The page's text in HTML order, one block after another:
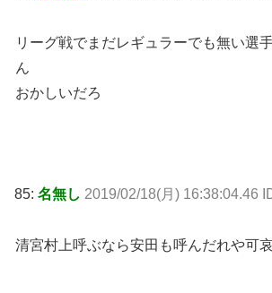
リーグ戦でまだレギュラーでも無い選
ん
おかしいだろ
85: 名無し 2019/02/18(月) 16:38:04.46
清宮村上呼ぶなら安田も呼んだれや可